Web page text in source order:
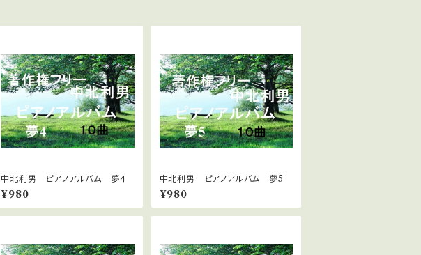
中北利男 ピアノアルバム 夢４
¥980
中北利男 ピアノアルバム 夢5
¥980